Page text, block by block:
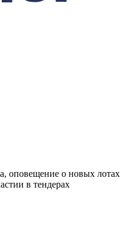
оповещение о новых лотах
в тендерах